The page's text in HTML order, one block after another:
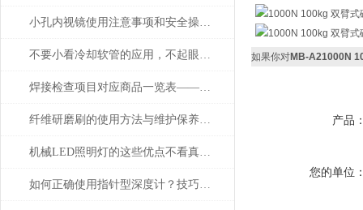
小孔内视镜使用注意事项和安全操作规范
不要小看冷却软管的应用，不起眼用处却很大！
焊接检查项目对应商品一览表——日本SK新泻精机
纤维研磨刷的使用方法与维护保养要点
机械LED照明灯的这些优点不看真的不知道
如何正确使用指针型深度计？技巧大揭秘
如果你对MB-A21000N
产品
您的单位